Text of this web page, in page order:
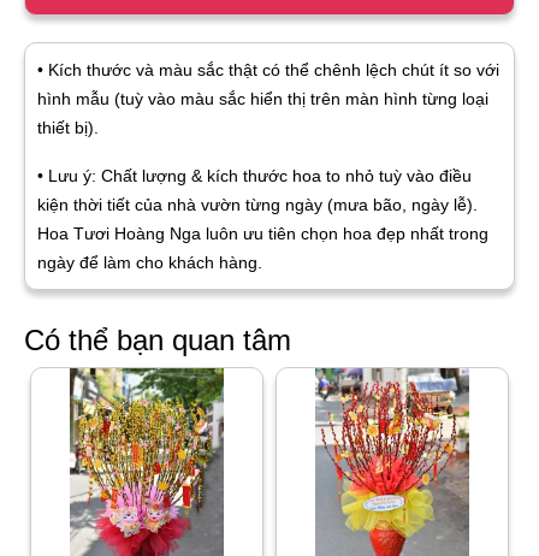
• Kích thước và màu sắc thật có thể chênh lệch chút ít so với
hình mẫu (tuỳ vào màu sắc hiển thị trên màn hình từng loại
thiết bị).
• Lưu ý: Chất lượng & kích thước hoa to nhỏ tuỳ vào điều
kiện thời tiết của nhà vườn từng ngày (mưa bão, ngày lễ).
Hoa Tươi Hoàng Nga luôn ưu tiên chọn hoa đẹp nhất trong
ngày để làm cho khách hàng.
Có thể bạn quan tâm